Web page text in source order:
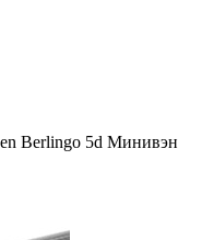
Berlingo 5d Минивэн